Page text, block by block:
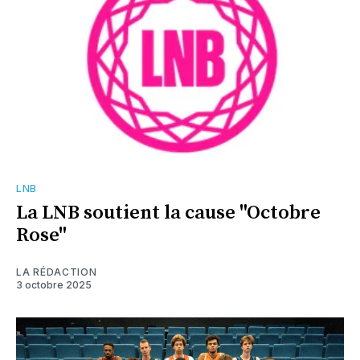
LNB
La LNB soutient la cause "Octobre
Rose"
LA RÉDACTION
3 octobre 2025